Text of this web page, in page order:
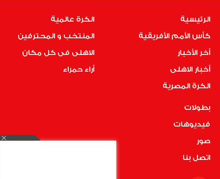
الرئيسية
كأس الأمم الأفريقية
أخر الأخبار
أخبار الاهلى
الكرة المصرية
الكرة عالمية
المنتخب و المحترفين
الاهلى فى كل مكان
أراء حمراء
بطولات
فيديوهات
صور
اتصل بنا